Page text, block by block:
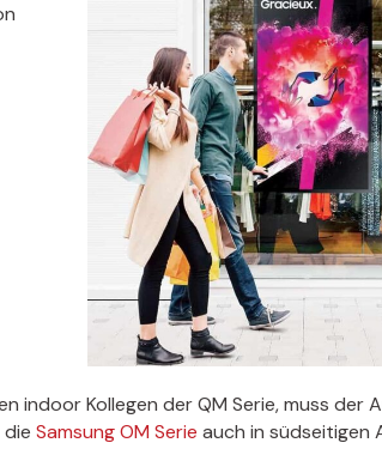
indoor Kollegen der QM Serie, muss
Samsung OM Serie auch in südseitigen